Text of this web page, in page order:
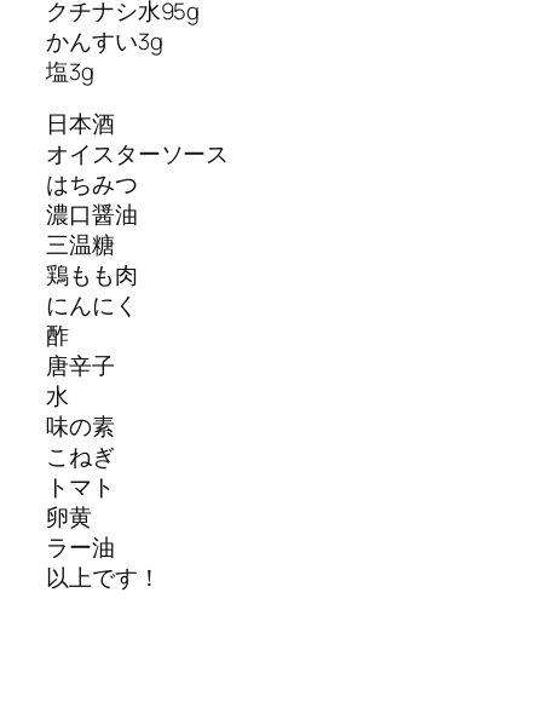
クチナシ水95g
かんすい3g
塩3g
日本酒
オイスターソース
はちみつ
濃口醤油
三温糖
鶏もも肉
にんにく
酢
唐辛子
水
味の素
こねぎ
トマト
卵黄
ラー油
以上です！